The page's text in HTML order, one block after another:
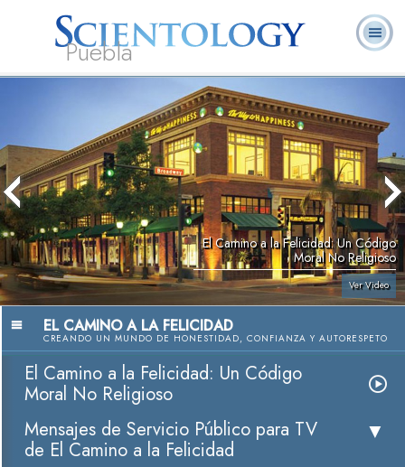
Puebla
Voluntarios
El Camino a la Felicidad: Un Código
Moral No Religioso
Ver Video
EL CAMINO A LA FELICIDAD
CREANDO UN MUNDO DE HONESTIDAD, CONFIANZA Y AUTORESPETO
El Camino a la Felicidad: Un Código
Moral No Religioso
Mensajes de Servicio Público para TV
de El Camino a la Felicidad